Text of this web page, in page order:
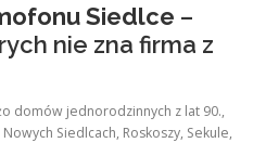
Siedlce –
nie zna firma z
domów jednorodzinnych z lat 90.,
Siedlcach, Roskoszy, Sekule,